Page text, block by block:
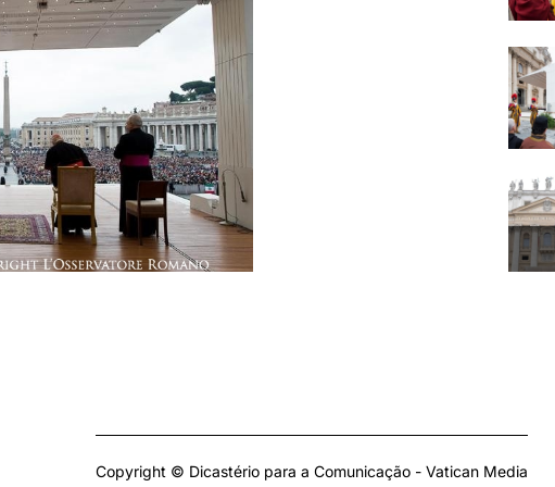
Copyright © Dicastério para a Comunicação - Vatican Media